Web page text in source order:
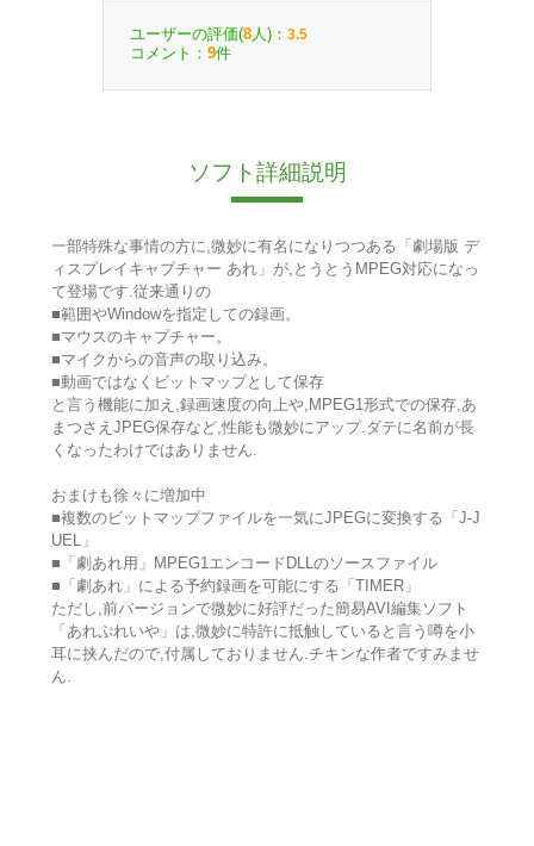
ユーザーの評価(8 人)： 3.5
コメント： 9件
ソフト詳細説明
一部特殊な事情の方に,微妙に有名になりつつある「劇場版 デ
ィスプレイキャプチャー あれ」が,とうとうMPEG対応になっ
て登場です.従来通りの
■範囲やWindowを指定しての録画。
■マウスのキャプチャー。
■マイクからの音声の取り込み。
■動画ではなくビットマップとして保存
と言う機能に加え,録画速度の向上や,MPEG1形式での保存,あ
まつさえJPEG保存など,性能も微妙にアップ.ダテに名前が長
くなったわけではありません.
おまけも徐々に増加中
■複数のビットマップファイルを一気にJPEGに変換する「J-J
UEL」
■「劇あれ用」MPEG1エンコードDLLのソースファイル
■「劇あれ」による予約録画を可能にする「TIMER」
ただし,前バージョンで微妙に好評だった簡易AVI編集ソフト
「あれぷれいや」は,微妙に特許に抵触していると言う噂を小
耳に挟んだので,付属しておりません.チキンな作者ですみませ
ん.